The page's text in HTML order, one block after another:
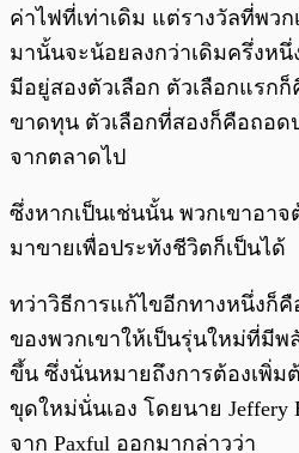
ค่าไฟที่เท่าเดิม แต่รางวัลที่พว
มานั้นจะน้อยลงกว่าเดิมครึ่งห
มีอยู่สองตัวเลือก ตัวเลือกแรก
ขาดทุน ตัวเลือกที่สองก็คือถอด
จากตลาดไป
ซึ่งหากเป็นเช่นนั้น พวกเขาอาจ
มาขายเพื่อประทังชีวิตก็เป็นได้
ทว่าวิธีการแก้ไขอีกทางหนึ่งก็คื
ของพวกเขาให้เป็นรุ่นใหม่ที่มีพ
ขึ้น ซึ่งนั่นหมายถึงการต้องเพิ่ม
ขุดใหม่นั่นเอง โดยนาย Jeffery
จาก Paxful ออกมากล่าวว่า